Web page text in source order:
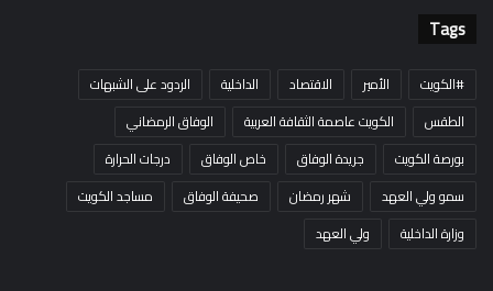
Tags
#الكويت الأمير الاقتصاد الداخلية
الردود على الشبهات
الطقس
الكويت عاصمة الثقافة العربية
الوفاق الرمضاني
بورصة الكويت
جريدة الوفاق خاص الوفاق
درجات الحرارة
سمو ولي العهد
شهر رمضان صحيفة الوفاق
مساجد الكويت
وزارة الداخلية
ولي العهد